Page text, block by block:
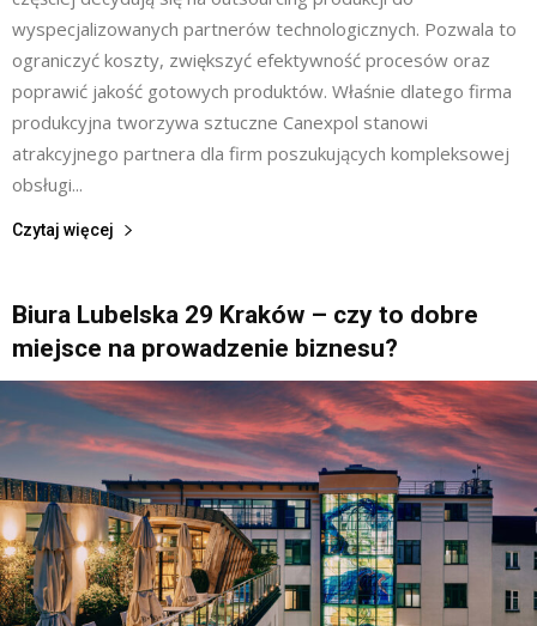
wyspecjalizowanych partnerów technologicznych. Pozwala to
ograniczyć koszty, zwiększyć efektywność procesów oraz
poprawić jakość gotowych produktów. Właśnie dlatego firma
produkcyjna tworzywa sztuczne Canexpol stanowi
atrakcyjnego partnera dla firm poszukujących kompleksowej
obsługi...
Czytaj więcej
Biura Lubelska 29 Kraków – czy to dobre
miejsce na prowadzenie biznesu?